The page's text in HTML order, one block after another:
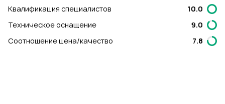
Квалификация специалистов
10.0
Техническое оснащение
9.0
Соотношение цена/качество
7.8